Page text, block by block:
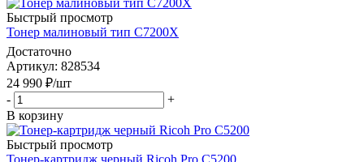
Быстрый просмотр
Тонер малиновый тип С7200Х
Достаточно
Артикул: 828534
24 990 ₽/шт
-
+
В корзину
Быстрый просмотр
Тонер-картридж черный Ricoh Pro C5200